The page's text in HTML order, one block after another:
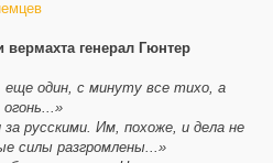
генерал Гюнтер
один, с минуту все тихо, а
русскими. Им, похоже, и дела не
силы разгромлены...»